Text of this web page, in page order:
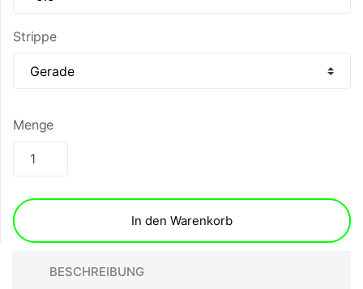
Strippe
Menge
In den Warenkorb
BESCHREIBUNG